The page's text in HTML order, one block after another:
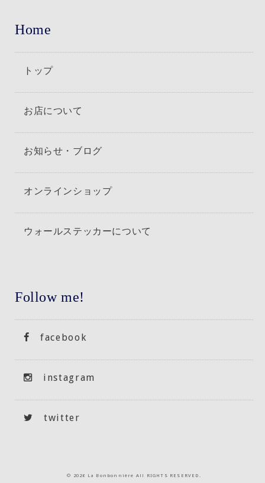
Home
トップ
お店について
お知らせ・ブログ
オンラインショップ
ウォールステッカーについて
Follow me!
facebook
instagram
twitter
© 2026 La Bonbonnière All RIGHTS RESERVED.